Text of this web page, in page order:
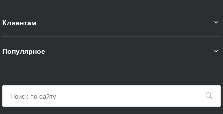
Клиентам
Популярное